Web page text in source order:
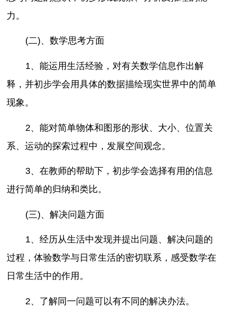
力。
(二)、数学思考方面
1、能运用生活经验，对有关数学信息作出解
释，并初步学会用具体的数据描绘现实世界中的简单
现象。
2、能对简单物体和图形的形状、大小、位置关
系、运动的探索过程中，发展空间观念。
3、在教师的帮助下，初步学会选择有用的信息
进行简单的归纳和类比。
(三)、解决问题方面
1、经历从生活中发现并提出问题、解决问题的
过程，体验数学与日常生活的密切联系，感受数学在
日常生活中的作用。
2、了解同一问题可以有不同的解决办法。